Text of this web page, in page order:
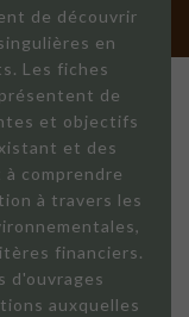
de découvrir
en
Les fiches
de
et objectifs
et des
comprendre
à travers les
financiers.
d'ouvrages
auxquelles